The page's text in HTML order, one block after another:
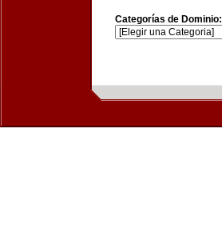
Categorías de Dominio: